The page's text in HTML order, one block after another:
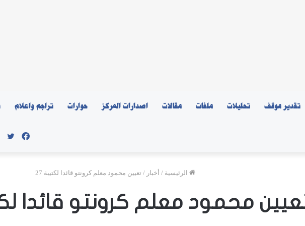
تقدير موقف تحليلات ملفات مقالات اصدارات المركز حوارات تراجم واعلام
الرئيسية / أخبار / تعيين محمود معلم كرونتو قائدا لكتيبة 27
محمود معلم كرونتو قائدا